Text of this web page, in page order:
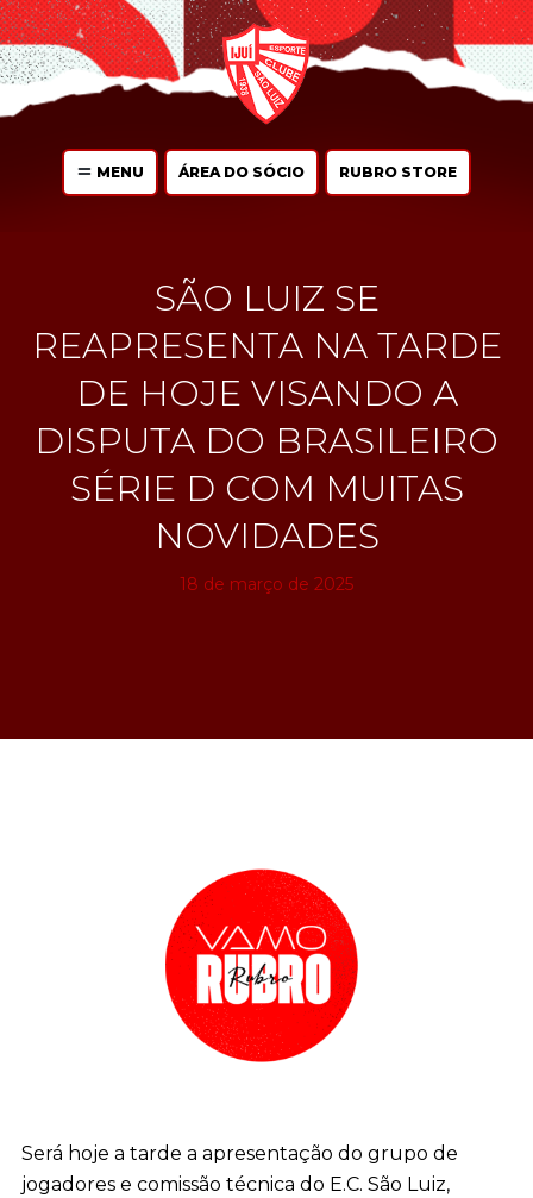
MENU ÁREA DO SÓCIO RUBRO STORE
SÃO LUIZ SE
REAPRESENTA NA TARDE
DE HOJE VISANDO A
DISPUTA DO BRASILEIRO
SÉRIE D COM MUITAS
NOVIDADES
18 de março de 2025
Será hoje a tarde a apresentação do grupo de
jogadores e comissão técnica do E.C. São Luiz,